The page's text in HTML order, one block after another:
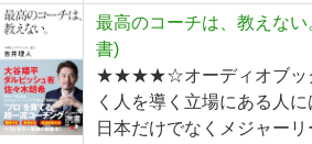
最高のコーチは、教えな
書)
★★★★☆オーディオブッ
く人を導く立場にある人に
日本だけでなくメジャー